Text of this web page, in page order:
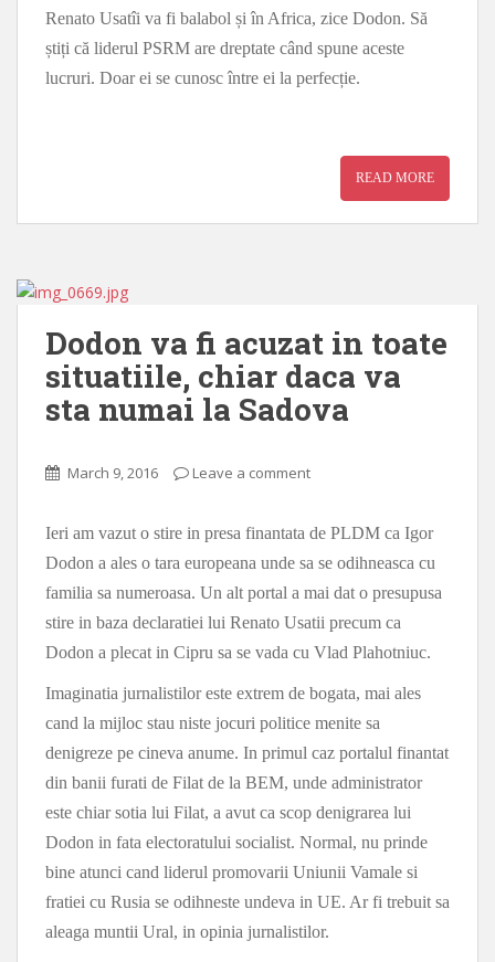
Renato Usatîi va fi balabol și în Africa, zice Dodon. Să
știți că liderul PSRM are dreptate când spune aceste
lucruri. Doar ei se cunosc între ei la perfecție.
READ MORE
Dodon va fi acuzat in toate
situatiile, chiar daca va
sta numai la Sadova
March 9, 2016 Leave a comment
Ieri am vazut o stire in presa finantata de PLDM ca Igor
Dodon a ales o tara europeana unde sa se odihneasca cu
familia sa numeroasa. Un alt portal a mai dat o presupusa
stire in baza declaratiei lui Renato Usatii precum ca
Dodon a plecat in Cipru sa se vada cu Vlad Plahotniuc.
Imaginatia jurnalistilor este extrem de bogata, mai ales
cand la mijloc stau niste jocuri politice menite sa
denigreze pe cineva anume. In primul caz portalul finantat
din banii furati de Filat de la BEM, unde administrator
este chiar sotia lui Filat, a avut ca scop denigrarea lui
Dodon in fata electoratului socialist. Normal, nu prinde
bine atunci cand liderul promovarii Uniunii Vamale si
fratiei cu Rusia se odihneste undeva in UE. Ar fi trebuit sa
aleaga muntii Ural, in opinia jurnalistilor.